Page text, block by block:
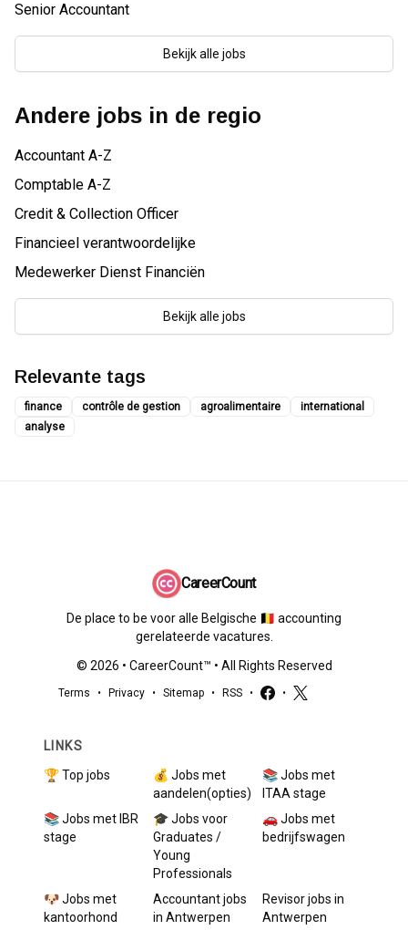
Senior Accountant
Bekijk alle jobs
Andere jobs in de regio
Accountant A-Z
Comptable A-Z
Credit & Collection Officer
Financieel verantwoordelijke
Medewerker Dienst Financiën
Bekijk alle jobs
Relevante tags
finance contrôle de gestion agroalimentaire
international
analyse
CareerCount
De place to be voor alle Belgische 🇧🇪 accounting
gerelateerde vacatures.
© 2026 • CareerCount™ • All Rights Reserved
Terms • Privacy • Sitemap • RSS • •
LINKS
🏆 Top jobs
💰 Jobs met
aandelen(opties)
📚 Jobs met
ITAA stage
📚 Jobs met IBR
stage
🎓 Jobs voor
Graduates /
Young
Professionals
🚗 Jobs met
bedrijfswagen
🐶 Jobs met
kantoorhond
Accountantjobs
in Antwerpen
Revisorjobs in
Antwerpen